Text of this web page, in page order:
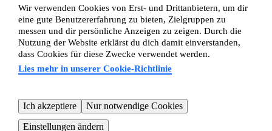
Wir verwenden Cookies von Erst- und Drittanbietern, um dir
eine gute Benutzererfahrung zu bieten, Zielgruppen zu
messen und dir persönliche Anzeigen zu zeigen. Durch die
Nutzung der Website erklärst du dich damit einverstanden,
dass Cookies für diese Zwecke verwendet werden.
Lies mehr in unserer Cookie-Richtlinie
Ich akzeptiere
Nur notwendige Cookies
Einstellungen ändern
Jetzt gratis loslegen
Loslegen
Jetzt gratis loslegen Anzeigen suchenAnmelden
Mehr lesen
Neuigkeiten und Tipps
Über Wohnungsswap.de
Kundenservice
Hilfe
E-Mail-Adresse:info@wohnungsswap.de